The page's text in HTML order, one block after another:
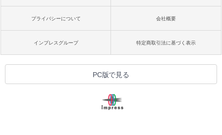
プライバシーについて 会社概要
インプレスグループ 特定商取引法に基づく表示
PC版で見る